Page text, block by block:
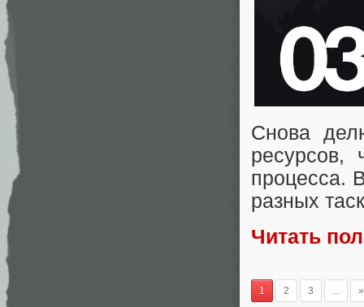
Снова
ресурсов,
процесса.
разных
Читать
1 2 3 »